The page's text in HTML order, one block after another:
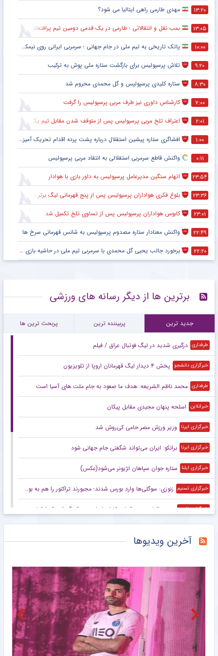
۱۳:۲۰ مهدی طارمی راهی ایتالیا می شود؟
۱۳:۰۵ بمب نقل و انتقالاتی ؛ طارمی در یک قدمی دومین تیم پرافتخار اروپا
۱۰:۰۰ پاتک تاریخی به تیم ملی در جام جهانی ؛ سرمربی ایرانی روی نیمکت آمریکا
۹:۲۰ تلاش پرسپولیس برای بازگشت ستاره ملی پوش به ترکیب
۸:۳۰ ستاره کلیدی پرسپولیس و گل محمدی محروم شد
۷:۰۰ کارشناس داوری نیز طرف مربی پرسپولیس را گرفت
۲:۰۱ اعتراف تلخ مربی پرسپولیس پس از متوقف شدن مقابل تیم یک استقلالی
۱:۰۰ افشاگری ستاره پیشین استقلال درباره پشت پرده اقدام تحریک آمیز خود مقابل هواداران پرسپولیس
۰:۱۱ واکنش قاطع سرمربی استقلالی به انتقاد مربی پرسپولیس
۲۳:۵۴ اتهام سنگین مدیرعامل پرسپولیس به داور بازی با هوادار
۲۳:۳۶ بلوغ فکری هواداران پرسپولیس پس از پنج قهرمانی لیگ برتر ؛ اتفاقی تاریخی پس از پایان بازی با هوادار
۲۳:۰۱ کابوس هواداران پرسپولیس پس از تساوی تلخ تکمیل شد
۲۲:۴۹ واکنش معنادار ستاره مصدوم پرسپولیس به شانس قهرمانی سرخ ها
۲۲:۲۰ برخورد جالب یحیی گل محمدی با سرمربی تیم ملی در حاشیه بازی پرسپولیس
برترین ها از دیگر رسانه های ورزشی
جدید ترین پربیننده ترین پربحث ترین ها
طرفداری درگیری شدید در لیگ فوتبال عراق / فیلم
خبرگزاری دانشجو پخش ۴ دیدار لیگ قهرمانان اروپا از تلویزیون
طرفداری محمد ناظم الشریعه: هدف ما صعود به جام ملت های آسیا است
خبرانلاین اسلحه پنهان مجیدی مقابل پیکان
خبرگزاری ایرنا وزیر ورزش مصر حامی کی‌روش شد
خبرگزاری ایرنا برانکو: ایران می‌تواند شگفتی جام جهانی شود
خبرگزاری ایلنا ستاره جوان سپاهان لژیونر می‌شود(عکس)
خبرگزاری تسنیم زنوزی: سوگلی‌ها وارد بورس شدند؛ مجبورند تراکتور را هم به بورس ببرند/ بدهی‌های ما کمتر از ۲ میلیارد تومان است
خبرگزاری فارس صعود قابل توجه تکواندوکاران ایران در رنکینگ المپیکی/ کیانی و میرحسینی در جمع ۲۰ تکواندوکار برتر جهان
خبرگزاری دانشجو آخرین رتبه استقلال و پرسپولیس در جهان
خبرانلاین ببینید | کنایه حجت‌الاسلام برمایی به ماجرای راه ندادن بانوان به ورزشگاه امام رضا مشهد
طرفداری حضور دژاگه در تمرینات نساجی؛ زوج اشکان – مسعود شجاعی این بار در مازندران؟
طرفداری تازه‌ ترین رده‌ بندی تیم‌ های باشگاهی | سقوط پرسپولیس و صعود استقلال
آخرین ویدیوها